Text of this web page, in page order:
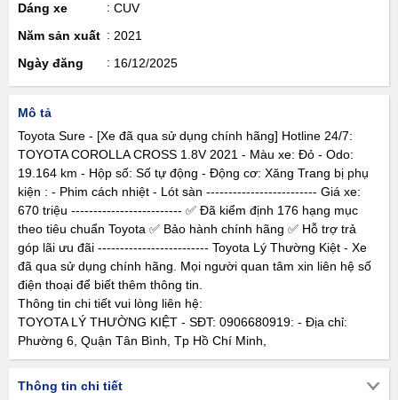
Dáng xe
CUV
Năm sản xuất
2021
Ngày đăng
16/12/2025
Mô tả
Toyota Sure - [Xe đã qua sử dụng chính hãng] Hotline 24/7:
TOYOTA COROLLA CROSS 1.8V 2021 - Màu xe: Đỏ - Odo:
19.164 km - Hộp số: Số tự động - Động cơ: Xăng Trang bị phụ
kiện : - Phim cách nhiệt - Lót sàn ------------------------- Giá xe:
670 triệu ------------------------- ✅ Đã kiểm định 176 hạng mục
theo tiêu chuẩn Toyota ✅ Bảo hành chính hãng ✅ Hỗ trợ trả
góp lãi ưu đãi ------------------------- Toyota Lý Thường Kiệt - Xe
đã qua sử dụng chính hãng. Mọi người quan tâm xin liên hệ số
điện thoại để biết thêm thông tin.
Thông tin chi tiết vui lòng liên hệ:
TOYOTA LÝ THƯỜNG KIỆT - SĐT: 0906680919: - Địa chỉ:
Phường 6, Quận Tân Bình, Tp Hồ Chí Minh,
Thông tin chi tiết